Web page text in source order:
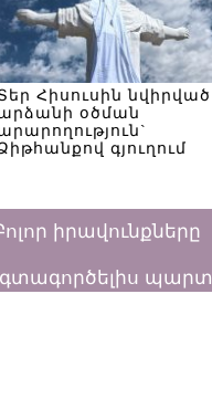
Հիսուսին նվիրված
օծման
գյուղում
իրավունքները